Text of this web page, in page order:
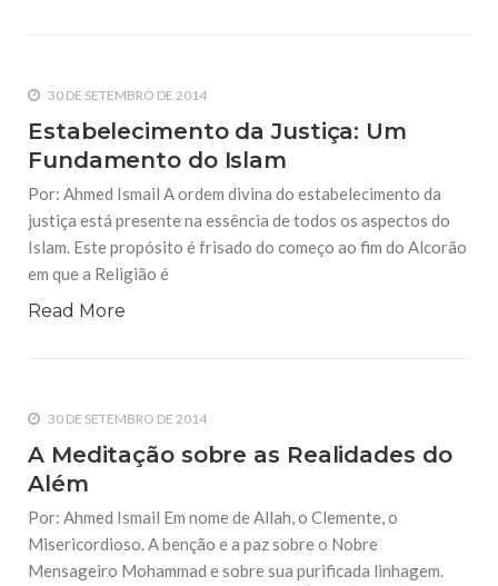
30 DE SETEMBRO DE 2014
Estabelecimento da Justiça: Um
Fundamento do Islam
Por: Ahmed Ismail A ordem divina do estabelecimento da
justiça está presente na essência de todos os aspectos do
Islam. Este propósito é frisado do começo ao fim do Alcorão
em que a Religião é
Read More
30 DE SETEMBRO DE 2014
A Meditação sobre as Realidades do
Além
Por: Ahmed Ismail Em nome de Allah, o Clemente, o
Misericordioso. A benção e a paz sobre o Nobre
Mensageiro Mohammad e sobre sua purificada linhagem.